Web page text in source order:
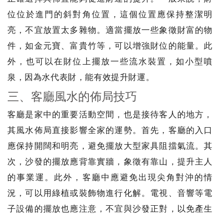
位位於進門的斜對角位置，這個位置應保持整潔明
亮，不宜放置太多雜物。適當擺放一些象徵財富的物
件，如金元寶、富貴竹等，可以增強財位的能量。此
外，也可以在財位上擺放一些流水裝置，如小型噴
泉，因為水代表財，能有效提升財運。
三、客廳風水的佈局技巧
客廳是家中的重要活動空間，也是接待客人的地方，
其風水佈局直接影響全家的運勢。首先，客廳的入口
應保持開闊和明亮，避免擺放大型家具阻擋氣流。其
次，沙發的擺放應背靠實牆，象徵有靠山，提升主人
的事業運。此外，客廳中應避免出現尖角對沖的情
況，可以用綠植或裝飾物進行化解。電視、音響等電
子設備的擺放也應注意，不宜與沙發正對，以免產生